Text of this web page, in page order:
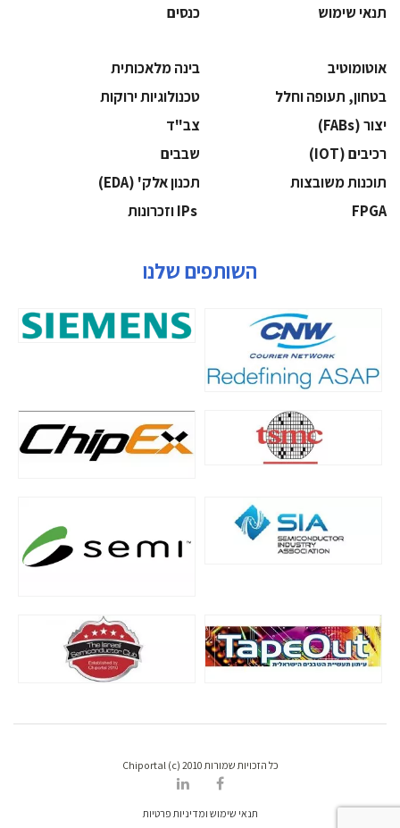
תנאי שימוש
כנסים
אוטומוטיב
בינה מלאכותית
בטחון, תעופה וחלל
‫טכנולוגיות ירוקות‬
‫יצור (‪(FABs‬‬
‫צב"ד‬
‫רכיבים‬ (IOT)
‫שבבים‬
‫תוכנות משובצות‬
‫תכנון אלק' (‪(EDA‬‬
‫‪FPGA‬‬
השותפים שלנו
כל הזכויות שמורות Chiportal (c) 2010
תנאי שימוש ומדיניות פרטיות